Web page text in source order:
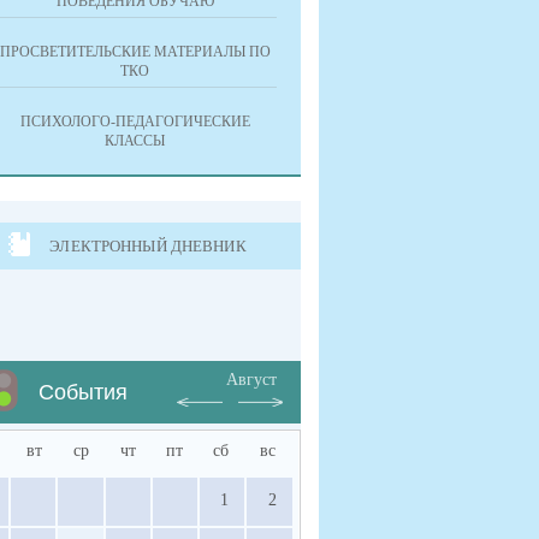
ПРОСВЕТИТЕЛЬСКИЕ МАТЕРИАЛЫ ПО
ТКО
ПСИХОЛОГО-ПЕДАГОГИЧЕСКИЕ
КЛАССЫ
ЭЛЕКТРОННЫЙ ДНЕВНИК
События
Август
вт ср чт пт сб вс
1 2